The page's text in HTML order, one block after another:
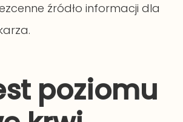
źródło informacji dla
poziomu